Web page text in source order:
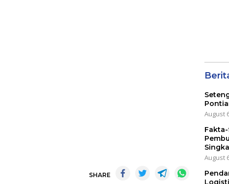
SHARE
August
August